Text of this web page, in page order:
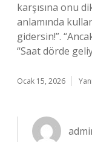
karşısına onu
anlamında
gidersin!”.
“Saat dörde
Ocak 15, 2026